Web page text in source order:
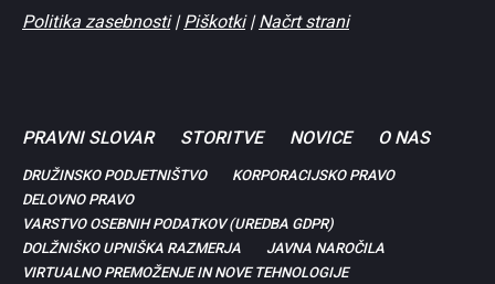
Politika zasebnosti|Piškotki|Načrt strani
PRAVNI SLOVAR STORITVE NOVICE O NAS
DRUŽINSKO PODJETNIŠTVO
KORPORACIJSKO PRAVO
DELOVNO PRAVO
VARSTVO OSEBNIH PODATKOV (UREDBA GDPR)
DOLŽNIŠKO UPNIŠKA RAZMERJA
JAVNA NAROČILA
VIRTUALNO PREMOŽENJE IN NOVE TEHNOLOGIJE